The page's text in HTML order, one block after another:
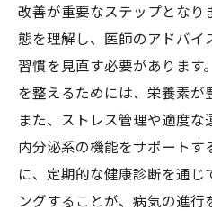
改善が重要なステップとなり
態を理解し、医師のアドバイ
習慣を見直す必要があります
を整えるためには、栄養素が
また、ストレス管理や適度な
内分泌系の機能をサポートす
に、定期的な健康診断を通じ
ングすることが、病気の進行